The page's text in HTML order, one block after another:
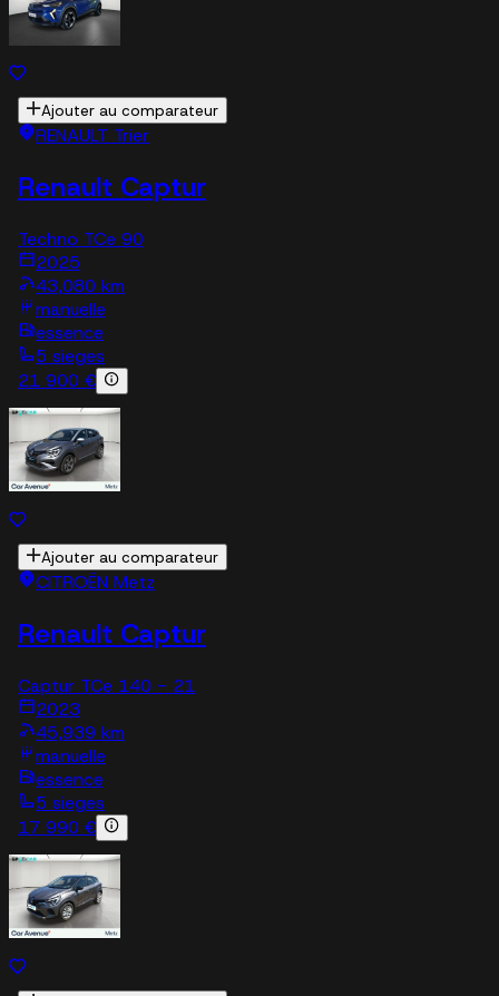
Ajouter au comparateur
RENAULT Trier
Renault Captur
Techno TCe 90
2025
43,080 km
manuelle
essence
5 sieges
21 900 €
Ajouter au comparateur
CITROËN Metz
Renault Captur
Captur TCe 140 - 21
2023
45,939 km
manuelle
essence
5 sieges
17 990 €